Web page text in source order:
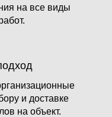
на все виды
и доставке
на объект.